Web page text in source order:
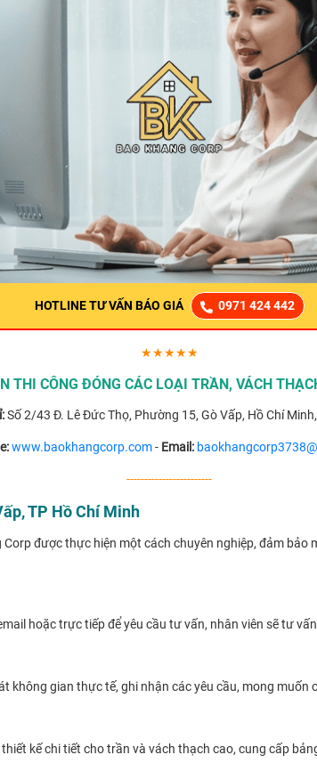
HOTLINE TƯ VẤN BÁO GIÁ 0971 424 442
★★★★★
THI CÔNG ĐÓNG CÁC LOẠI TRẦN, VÁCH
Số 2/43 Đ. Lê Đức Thọ, Phường 15, Gò Vấp, Hồ Chí
www.baokhangcorp.com- Email:
------------------------
TP Hồ Chí Minh
được thực hiện một cách chuyên nghiệp, đảm bảo
hoặc trực tiếp để yêu cầu tư vấn, nhân viên sẽ tư
không gian thực tế, ghi nhận các yêu cầu, mong muốn
kế chi tiết cho trần và vách thạch cao, cung cấp